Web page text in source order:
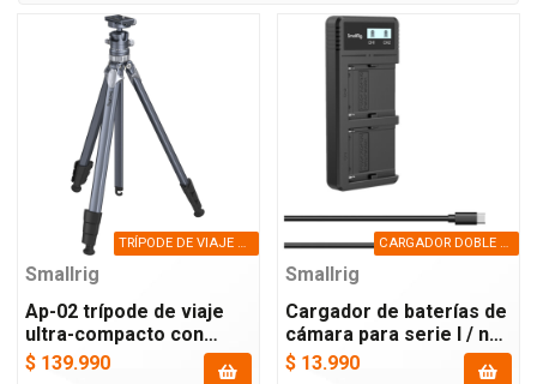
TRÍPODE DE VIAJE ULTRA-COMPACTO
Smallrig
Ap-02 trípode de viaje
ultra-compacto con
placa arca-swiss
$ 139.990
CARGADOR DOBLE LCD PARA SERIE L
Smallrig
Cargador de baterías de
cámara para serie l / np-
f
$ 13.990